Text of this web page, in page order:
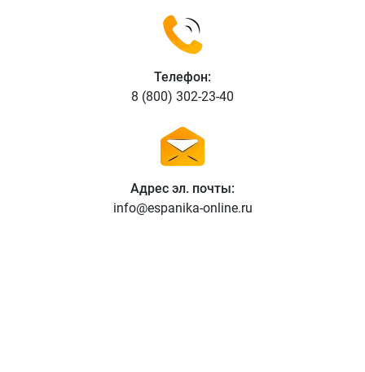
Телефон:
8 (800) 302-23-40
Адрес эл. почты:
info@espanika-online.ru